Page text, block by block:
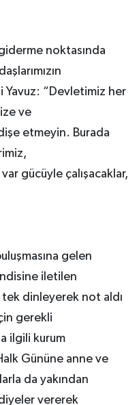
giderme noktasında
Yavuz: “Devletimiz her
ve
etmeyin. Burada
gücüyle çalışacaklar,
gelen
iletilen
dinleyerek not aldı
gerekli
ilgili kurum
Gününe anne ve
da yakından
vererek